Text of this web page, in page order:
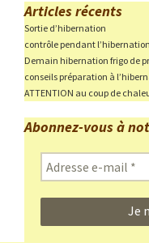
Articles récents
Sortie d’hibernation
contrôle pendant
Demain hibernation frigo de
conseils préparation à
ATTENTION au coup de
Abonnez-vous à
Adresse
e-
mail